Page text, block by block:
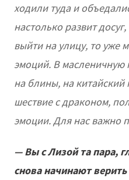
ходили туда и
настолько развит
выйти на улицу, то уже
эмоций. В масленичную
на блины, на
шествие с драконом,
эмоции. Для нас важно
— Вы с Лизой та пара,
снова начинают